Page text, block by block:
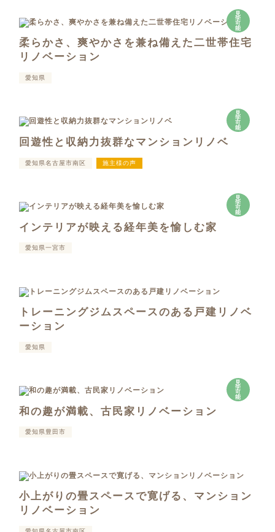
見
学
可
能
柔らかさ、爽やかさを兼ね備えた二世帯住宅
リノベーション
愛知県
見
学
可
能
回遊性と収納力抜群なマンションリノベ
愛知県名古屋市南区 施主様の声
見
学
可
能
インテリアが映える経年美を愉しむ家
愛知県一宮市
トレーニングジムスペースのある戸建リノベ
ーション
愛知県
見
学
可
能
和の趣が満載、古民家リノベーション
愛知県豊田市
小上がりの畳スペースで寛げる、マンション
リノベーション